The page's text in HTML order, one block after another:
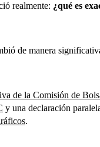
realmente: ¿qué es
de manera
de la Comisión de
y una declaración
.